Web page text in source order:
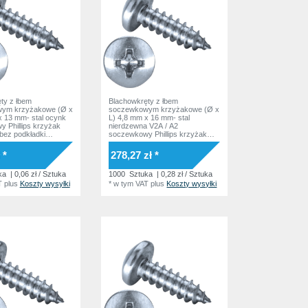
z łbem
krzyżakowe (Ø x
13 mm- stal ocynk
Phillips krzyżak
podkładki
Norma
*
| 0,06 zł / Sztuka
plus Koszty wysyłki
Blachowkręty z łbem
soczewkowym krzyżakowe (Ø x
L) 4,8 mm x 16 mm- stal
nierdzewna V2A / A2
soczewkowy Phillips krzyżak
Podkładka bez podkładki
DIN7981 ISO7049 Norma
zakładowa
278,27 zł *
1000 Sztuka | 0,28 zł / Sztuka
*w tym VAT plusKoszty wysyłki